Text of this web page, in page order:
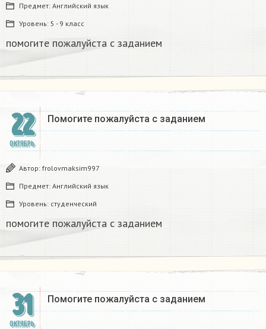
Предмет: Английский язык
Уровень: 5 - 9 класс
помогите пожалуйста с заданием​
22
ОКТЯБРЬ
Помогите пожалуйста с заданием​
Автор: frolovmaksim997
Предмет: Английский язык
Уровень: студенческий
помогите пожалуйста с заданием​
31
ОКТЯБРЬ
Помогите пожалуйста с заданием ​